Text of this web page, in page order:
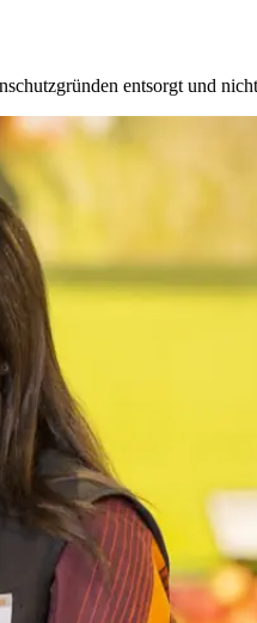
entsorgt und